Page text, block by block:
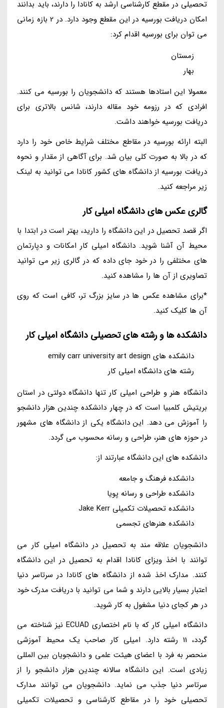
تحصیلی در مقطع کارشناسی ارشد به کانادا را دارند، باید بدانند
امکان دریافت بورسیه در این مقطع وجود دارد. در 2 بازه زمانی
می توان برای بورسیه اقدام کرد:
زمستان
بهار
معمولا این استادها هستند که دانشجویان را بورسیه می کنند.
افرادی که در رزومه خود مقاله دارند، شانس بالاتری برای
دریافت بورسیه خواهند داشت.
البته ارائه بورسیه در مقاطع مختلف شرایط خاص خود را دارد
که در بالا به صورت کلی بیان شد. برای آگاهی از مقدار و نحوه
دریافت بورسیه از دانشگاه های کشور کانادا می توانید به لینک
زیر مراجعه کنید.
گالری عکس های دانشگاه امیلی کار
اگر قصد تحصیل در این دانشگاه را دارید، بهتر است در ابتدا با
محیط آن آشنا شوید. دانشگاه امیلی کار امکانات و دپارتمان
های مختلفی را در خود جای داده که در گالری زیر می توانید
تصاویری از آن ها را مشاهده کنید.
*برای مشاهده عکس ها در سایز بزرگ تر، کافی است که روی
آن ها کلیک کنید.
دانشکده ها و رشته های تحصیلی دانشگاه امیلی کار
دانشکده های emily carr university art design
رشته های دانشگاه امیلی کار
دانشگاه هنر و طراحی امیلی کار تنها دانشگاه دولتی در استان
بریتیش کلمبیا است که در چهار دانشکده چندین هزار دانشجو
را آموزش می دهد. این دانشگاه یکی از دانشگاه های مشهور
در حوزه های هنر، طراحی و رسانه محسوب می گردد.
دانشکده های این دانشگاه عبارتند از:
دانشکده فرهنگ و جامعه
دانشکده طراحی و رسانه پویا
دانشکده تحصیلات تکمیلی Jake Kerr
دانشکده هنرهای تجسمی
دانشجویان علاقه مند به تحصیل در دانشگاه امیلی کار می
توانند با اخذ ویزای کانادا اقدام به تحصیل در این دانشگاه
کنند. مدارک اخذ شده از دانشگاه های کانادا در سرتاسر دنیا
اعتبار بسیار بالایی دارند و شما می توانید با دریافت مدرک خود
در هر کجای دنیا مشغول به کار شوید.
دانشگاه امیلی کار که با نام اختصاری ECUAD نیز شناخته می
گردد، 11 رشته دارد. امیلی کار صاحب یک محیط آموزشی
منحصر به فرد با اعضای هیئت علمی و دانشجویان بین المللی
زیادی است. این دانشگاه سالانه چندین هزار دانشجو را از
سرتاسر دنیا جذب می نماید. دانشجویان می توانند مدارک
تحصیلی خود را در مقاطع کارشناسی و تحصیلات تکمیلی